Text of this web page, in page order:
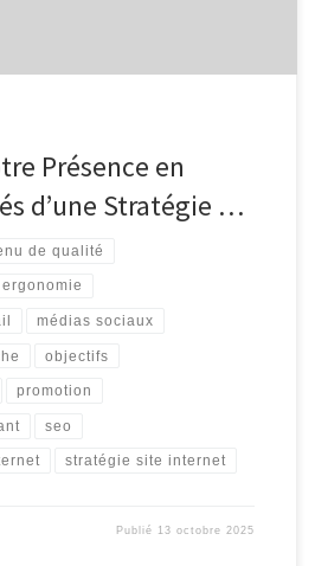
Présence en
d’une Stratégie …
de qualité
ergonomie
médias sociaux
objectifs
promotion
seo
stratégie site internet
Publié 13 octobre 2025